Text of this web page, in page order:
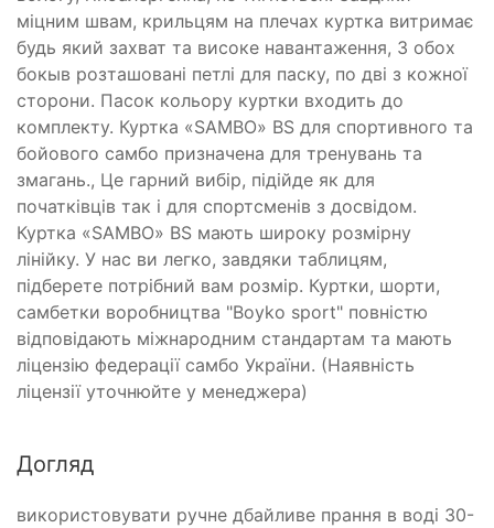
міцним швам, крильцям на плечах куртка витримає
будь який захват та високе навантаження, З обох
бокыв розташовані петлі для паску, по дві з кожної
сторони. Пасок кольору куртки входить до
комплекту. Куртка «SAMBO» BS для спортивного та
бойового самбо призначена для тренувань та
змагань., Це гарний вибір, підійде як для
початківців так і для спортсменів з досвідом.
Куртка «SAMBO» BS мають широку розмірну
лінійку. У нас ви легко, завдяки таблицям,
підберете потрібний вам розмір. Куртки, шорти,
самбетки воробництва "Boyko sport" повністю
відповідають міжнародним стандартам та мають
ліцензію федерації самбо України. (Наявність
ліцензії уточнюйте у менеджера)
Догляд
використовувати ручне дбайливе прання в воді 30-